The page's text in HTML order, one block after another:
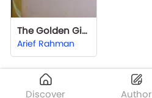
Discover Author
The Golden Girls
Arief Rahman